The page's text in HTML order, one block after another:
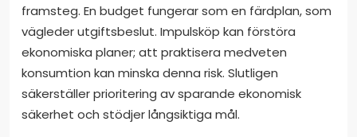
framsteg. En budget fungerar som en färdplan, som
vägleder utgiftsbeslut. Impulsköp kan förstöra
ekonomiska planer; att praktisera medveten
konsumtion kan minska denna risk. Slutligen
säkerställer prioritering av sparande ekonomisk
säkerhet och stödjer långsiktiga mål.